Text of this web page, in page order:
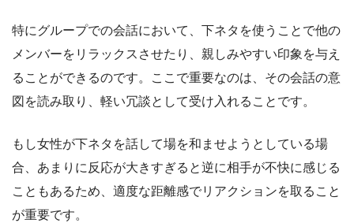
特にグループでの会話において、下ネタを使うことで他の
メンバーをリラックスさせたり、親しみやすい印象を与え
ることができるのです。ここで重要なのは、その会話の意
図を読み取り、軽い冗談として受け入れることです。
もし女性が下ネタを話して場を和ませようとしている場
合、あまりに反応が大きすぎると逆に相手が不快に感じる
こともあるため、適度な距離感でリアクションを取ること
が重要です。